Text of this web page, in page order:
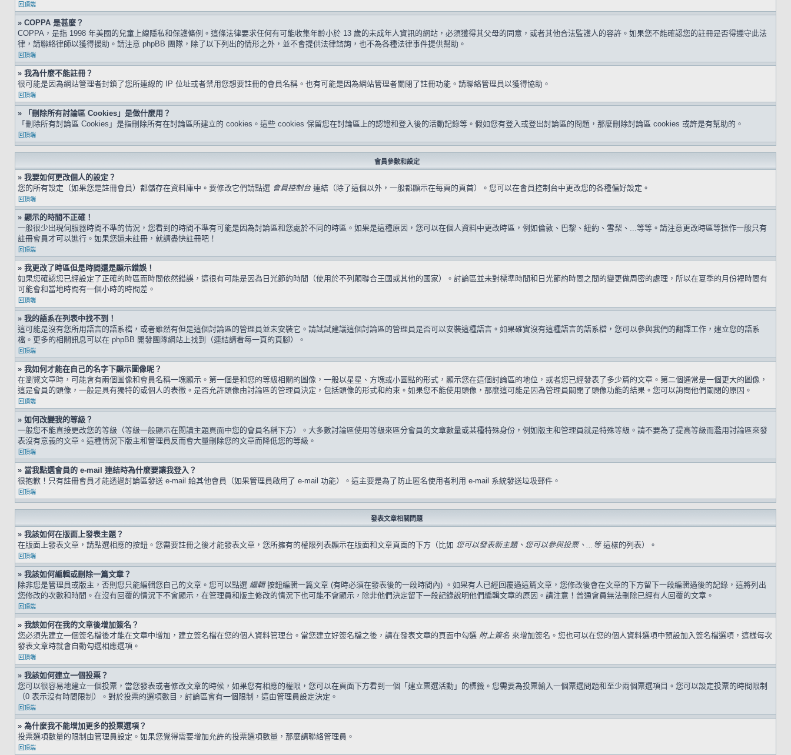
回頂端
» COPPA 是甚麼？
COPPA，是指 1998 年美國的兒童上線隱私和保護條例。這條法律要求任何有可能收集年齡小於 13 歲的未成年人資訊的網站，必須獲得其父母的同意，或者其他合法監護人的容許。如果您不能確認您的註冊是否得遵守此法
律，請聯絡律師以獲得援助。請注意 phpBB 團隊，除了以下列出的情形之外，並不會提供法律諮詢，也不為各種法律事件提供幫助。
回頂端
» 我為什麼不能註冊？
很可能是因為網站管理者封鎖了您所連線的 IP 位址或者禁用您想要註冊的會員名稱。也有可能是因為網站管理者關閉了註冊功能。請聯絡管理員以獲得協助。
回頂端
» 「刪除所有討論區 Cookies」是做什麼用？
「刪除所有討論區 Cookies」是指刪除所有在討論區所建立的 cookies。這些 cookies 保留您在討論區上的認證和登入後的活動記錄等。假如您有登入或登出討論區的問題，那麼刪除討論區 cookies 或許是有幫助的。
回頂端
會員參數和設定
» 我要如何更改個人的設定？
您的所有設定（如果您是註冊會員）都儲存在資料庫中。要修改它們請點選 會員控制台連結（除了這個以外，一般都顯示在每頁的頁首）。您可以在會員控制台中更改您的各種偏好設定。
回頂端
» 顯示的時間不正確！
一般很少出現伺服器時間不準的情況，您看到的時間不準有可能是因為討論區和您處於不同的時區。如果是這種原因，您可以在個人資料中更改時區，例如倫敦、巴黎、紐約、雪梨、...等等。請注意更改時區等操作一般只有
註冊會員才可以進行。如果您還未註冊，就請盡快註冊吧！
回頂端
» 我更改了時區但是時間還是顯示錯誤！
如果您確認您已經設定了正確的時區而時間依然錯誤，這很有可能是因為日光節約時間（使用於不列顛聯合王國或其他的國家）。討論區並未對標準時間和日光節約時間之間的變更做周密的處理，所以在夏季的月份裡時間有
可能會和當地時間有一個小時的時間差。
回頂端
» 我的語系在列表中找不到！
這可能是沒有您所用語言的語系檔，或者雖然有但是這個討論區的管理員並未安裝它。請試試建議這個討論區的管理員是否可以安裝這種語言。如果確實沒有這種語言的語系檔，您可以參與我們的翻譯工作，建立您的語系
檔。更多的相關訊息可以在 phpBB 開發團隊網站上找到（連結請看每一頁的頁腳）。
回頂端
» 我如何才能在自己的名字下顯示圖像呢？
在瀏覽文章時，可能會有兩個圖像和會員名稱一塊顯示。第一個是和您的等級相關的圖像，一般以星星、方塊或小圓點的形式，顯示您在這個討論區的地位，或者您已經發表了多少篇的文章。第二個通常是一個更大的圖像，
這是會員的頭像，一般是具有獨特的或個人的表徵。是否允許頭像由討論區的管理員決定，包括頭像的形式和約束。如果您不能使用頭像，那麼這可能是因為管理員關閉了頭像功能的結果。您可以詢問他們關閉的原因。
回頂端
» 如何改變我的等級？
一般您不能直接更改您的等級（等級一般顯示在閱讀主題頁面中您的會員名稱下方）。大多數討論區使用等級來區分會員的文章數量或某種特殊身份，例如版主和管理員就是特殊等級。請不要為了提高等級而濫用討論區來發
表沒有意義的文章。這種情況下版主和管理員反而會大量刪除您的文章而降低您的等級。
回頂端
» 當我點選會員的 e-mail 連結時為什麼要讓我登入？
很抱歉！只有註冊會員才能透過討論區發送 e-mail 給其他會員（如果管理員啟用了 e-mail 功能）。這主要是為了防止匿名使用者利用 e-mail 系統發送垃圾郵件。
回頂端
發表文章相關問題
» 我該如何在版面上發表主題？
在版面上發表文章，請點選相應的按鈕。您需要註冊之後才能發表文章，您所擁有的權限列表顯示在版面和文章頁面的下方（比如 您可以發表新主題、您可以參與投票、...等這樣的列表）。
回頂端
» 我該如何編輯或刪除一篇文章？
除非您是管理員或版主，否則您只能編輯您自己的文章。您可以點選 編輯按鈕編輯一篇文章 (有時必須在發表後的一段時間內) 。如果有人已經回覆過這篇文章，您修改後會在文章的下方留下一段編輯過後的記錄，這將列出
您修改的次數和時間。在沒有回覆的情況下不會顯示，在管理員和版主修改的情況下也可能不會顯示，除非他們決定留下一段記錄說明他們編輯文章的原因。請注意！普通會員無法刪除已經有人回覆的文章。
回頂端
» 我該如何在我的文章後增加簽名？
您必須先建立一個簽名檔後才能在文章中增加，建立簽名檔在您的個人資料管理台。當您建立好簽名檔之後，請在發表文章的頁面中勾選 附上簽名 來增加簽名。您也可以在您的個人資料選項中預設加入簽名檔選項，這樣每次
發表文章時就會自動勾選相應選項。
回頂端
» 我該如何建立一個投票？
您可以很容易地建立一個投票，當您發表或者修改文章的時候，如果您有相應的權限，您可以在頁面下方看到一個「建立票選活動」的標籤。您需要為投票輸入一個票選問題和至少兩個票選項目。您可以設定投票的時間限制
（0 表示沒有時間限制）。對於投票的選項數目，討論區會有一個限制，這由管理員設定決定。
回頂端
» 為什麼我不能增加更多的投票選項？
投票選項數量的限制由管理員設定。如果您覺得需要增加允許的投票選項數量，那麼請聯絡管理員。
回頂端